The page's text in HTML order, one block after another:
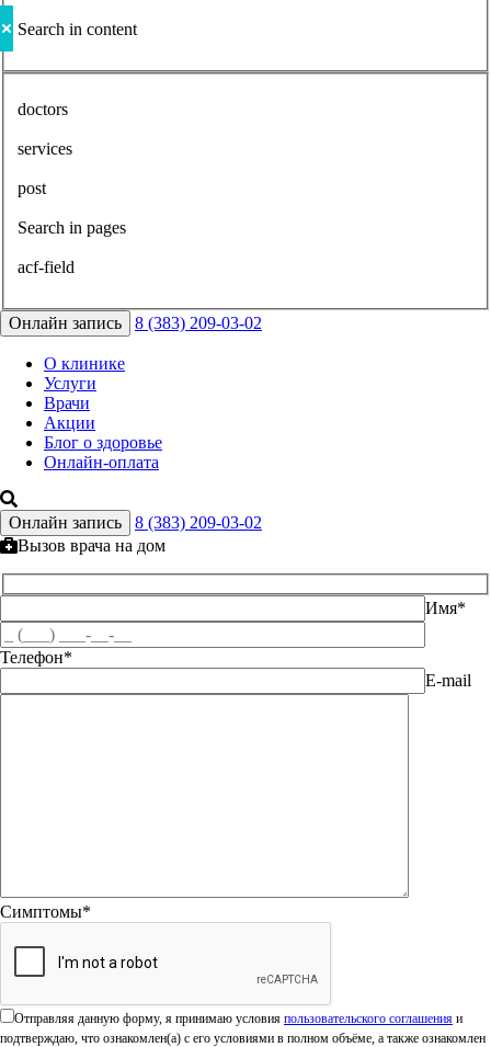
Search in content
doctors
services
post
Search in pages
acf-field
Онлайн запись 8 (383) 209-03-02
О клинике
Услуги
Врачи
Акции
Блог о здоровье
Онлайн-оплата
Онлайн запись
8 (383) 209-03-02
Вызов врача на дом
Имя*
Телефон*
E-mail
Симптомы*
Отправляя данную форму, я принимаю условия пользовательского соглашения и
подтверждаю, что ознакомлен(а) с его условиями в полном объёме, а также ознакомлен